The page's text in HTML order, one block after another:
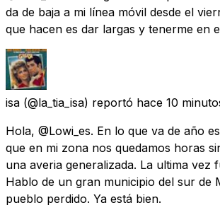
da de baja a mi línea móvil desde el
que hacen es dar largas y tenerme en
isa (@la_tia_isa) reportó hace 10
Hola, @Lowi_es. En lo que va de año
que en mi zona nos quedamos horas
una averia generalizada. La ultima vez
Hablo de un gran municipio del sur de
pueblo perdido. Ya está bien.